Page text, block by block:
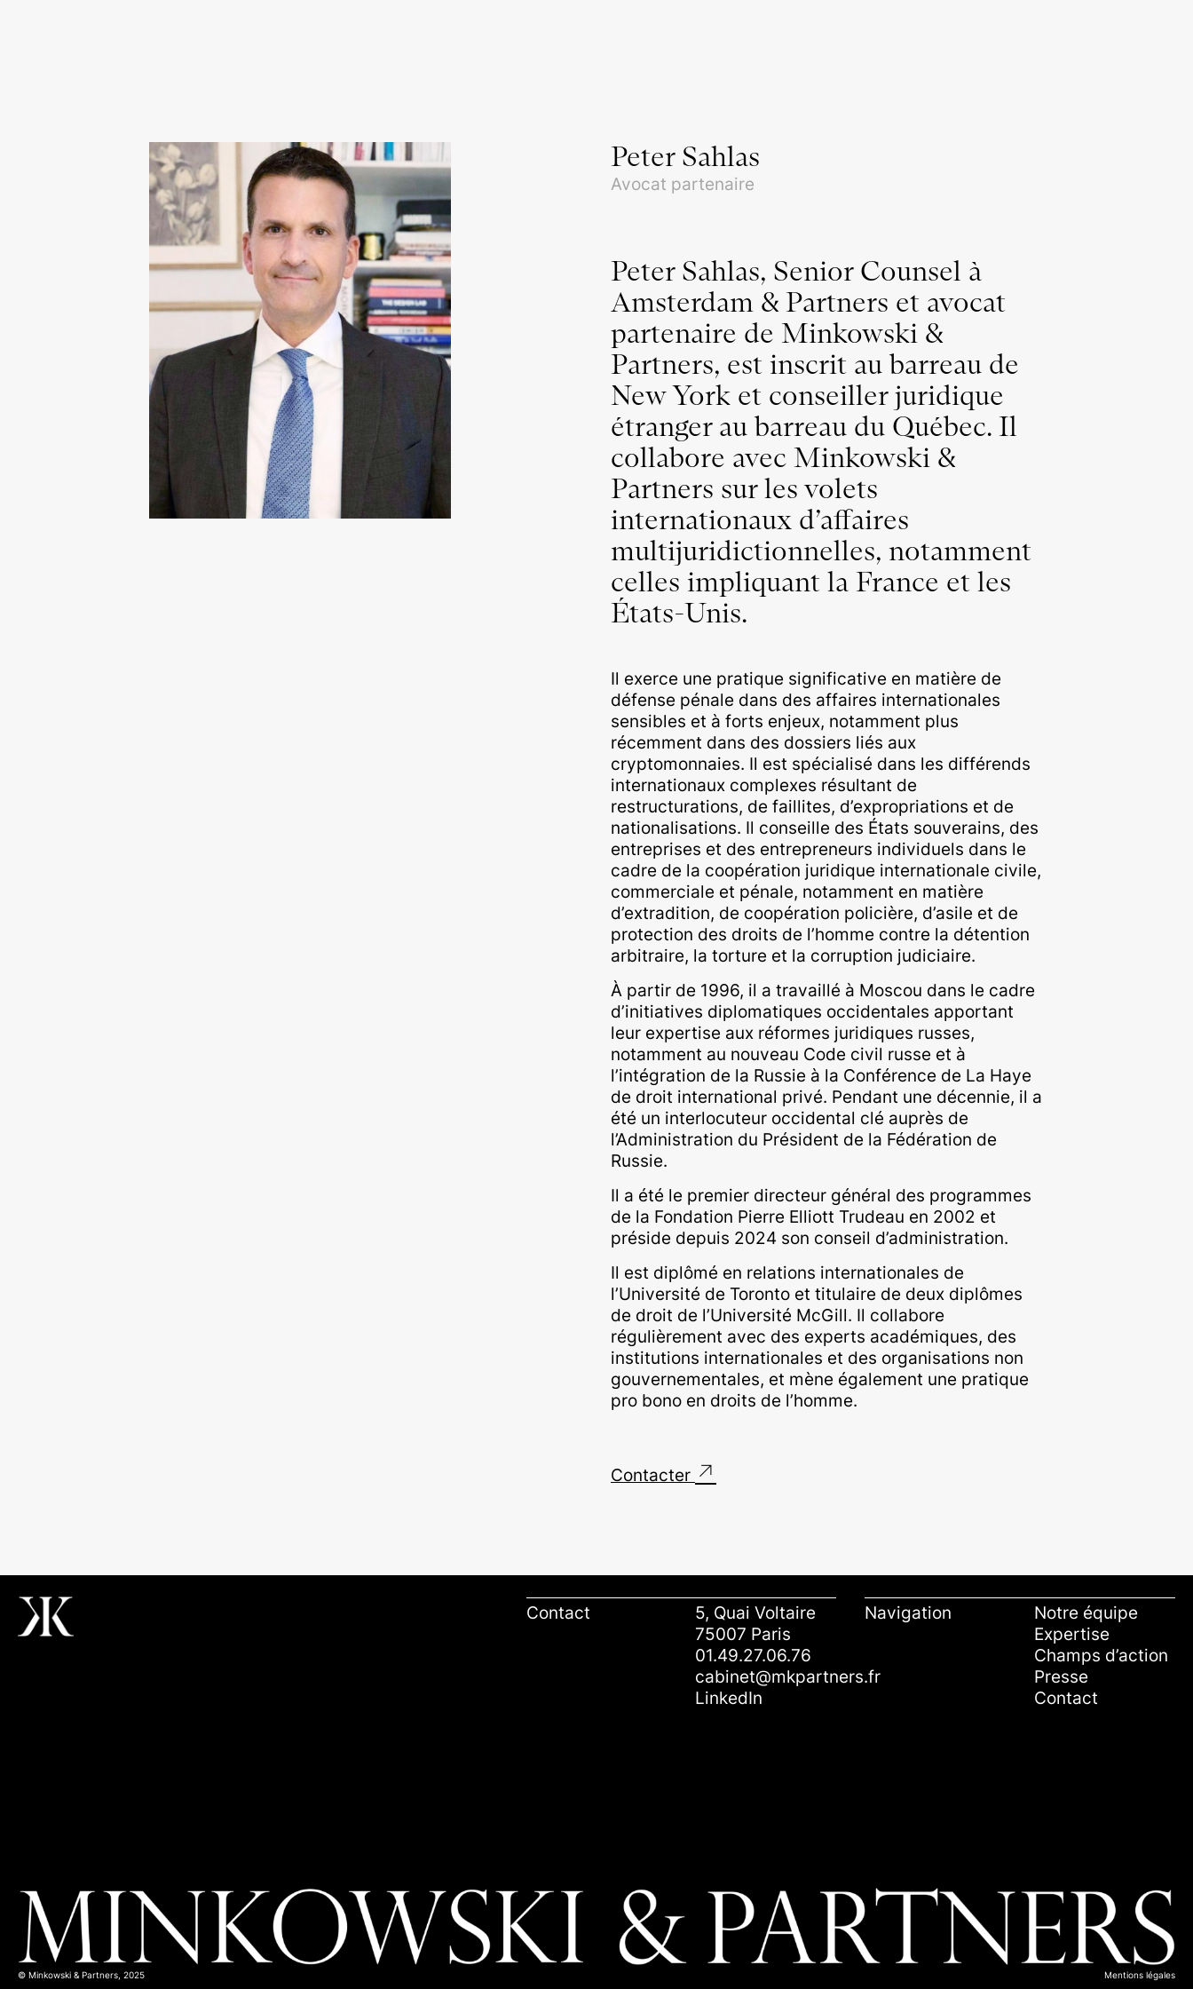
Peter Sahlas
Avocat partenaire
Peter Sahlas, Senior Counsel à
Amsterdam & Partners et avocat
partenaire de Minkowski &
Partners, est inscrit au barreau de
New York et conseiller juridique
étranger au barreau du Québec. Il
collabore avec Minkowski &
Partners sur les volets
internationaux d’affaires
multijuridictionnelles, notamment
celles impliquant la France et les
États-Unis.
Il exerce une pratique significative en matière de
défense pénale dans des affaires internationales
sensibles et à forts enjeux, notamment plus
récemment dans des dossiers liés aux
cryptomonnaies. Il est spécialisé dans les différends
internationaux complexes résultant de
restructurations, de faillites, d’expropriations et de
nationalisations. Il conseille des États souverains, des
entreprises et des entrepreneurs individuels dans le
cadre de la coopération juridique internationale civile,
commerciale et pénale, notamment en matière
d’extradition, de coopération policière, d’asile et de
protection des droits de l’homme contre la détention
arbitraire, la torture et la corruption judiciaire.
À partir de 1996, il a travaillé à Moscou dans le cadre
d’initiatives diplomatiques occidentales apportant
leur expertise aux réformes juridiques russes,
notamment au nouveau Code civil russe et à
l’intégration de la Russie à la Conférence de La Haye
de droit international privé. Pendant une décennie, il a
été un interlocuteur occidental clé auprès de
l’Administration du Président de la Fédération de
Russie.
Il a été le premier directeur général des programmes
de la Fondation Pierre Elliott Trudeau en 2002 et
préside depuis 2024 son conseil d’administration.
Il est diplômé en relations internationales de
l’Université de Toronto et titulaire de deux diplômes
de droit de l’Université McGill. Il collabore
régulièrement avec des experts académiques, des
institutions internationales et des organisations non
gouvernementales, et mène également une pratique
pro bono en droits de l’homme.
Contacter ↗
Contact
5, Quai Voltaire
75007 Paris
01.49.27.06.76
cabinet@mkpartners.fr
LinkedIn
Navigation
Notre équipe
Expertise
Champs d’action
Presse
Contact
© Minkowski & Partners, 2025 Mentions légales